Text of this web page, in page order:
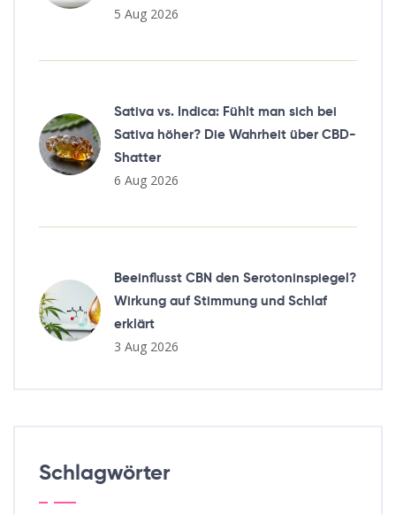
5 Aug 2026
Sativa vs. Indica: Fühlt man sich bei
Sativa höher? Die Wahrheit über CBD-
Shatter
6 Aug 2026
Beeinflusst CBN den Serotoninspiegel?
Wirkung auf Stimmung und Schlaf
erklärt
3 Aug 2026
Schlagwörter